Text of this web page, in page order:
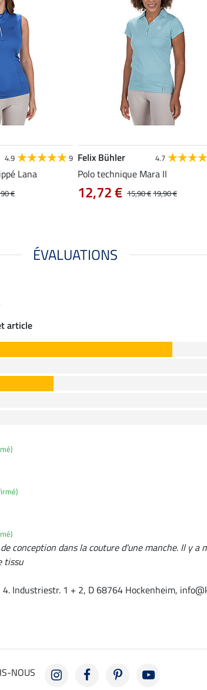
4.9 9
Lana
€
Felix Bühler 4.7
Polo technique Mara II
15,90 €19,90 €
12,72 €
ÉVALUATIONS
article
conception dans la couture d'une manche. Il y a
tissu
4. Industriestr. 1 + 2, D 68764 Hockenheim,
NOUS